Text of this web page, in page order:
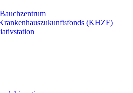
(KHZF)